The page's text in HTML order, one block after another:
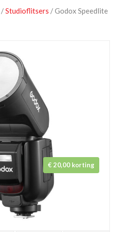
/Studioflitsers / Godox Speedlite
€ 20,00 korting